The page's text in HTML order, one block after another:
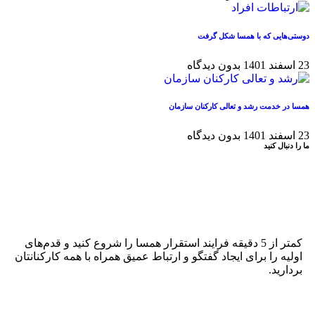
دوستی‌هایی که با همسا شکل گرفت
23 اسفند 1401 بدون دیدگاه
همسا در خدمت رشد و تعالی کارکنان سازمان
23 اسفند 1401 بدون دیدگاه
ما را دنبال کنید
کمتر از 5 دقیقه فرایند استقرار همسا را شروع کنید و قدم‌های
اولیه را برای ایجاد گفتگو و ارتباط عمیق همراه با همه کارکنانتان
بردارید.